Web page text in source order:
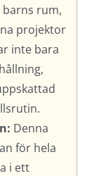
rum,
projektor
inte bara
Denna
för hela
i ett